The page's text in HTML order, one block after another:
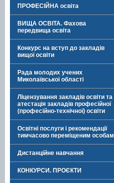
ПРОФЕСІЙНА освіта
ВИЩА ОСВІТА. Фахова
передвища освіта
Конкурс на вступ до закладів
вищої освіти
Рада молодих учених
Миколаївської області
Ліцензування закладів освіти та
атестація закладів професійної
(професійно-технічної) освіти
Освітні послуги і рекомендації
тимчасово переміщеним особам
Дистанційне навчання
КОНКУРСИ. ПРОЄКТИ